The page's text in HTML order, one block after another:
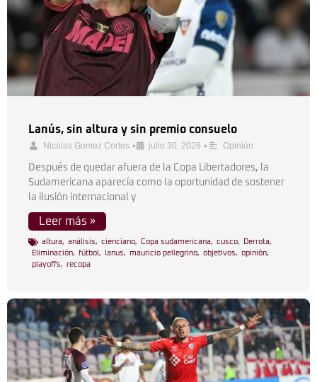
Lanús, sin altura y sin premio consuelo
Nicolas Gomez Cortes • julio 30, 2026 • Opinión
Después de quedar afuera de la Copa Libertadores, la
Sudamericana aparecía como la oportunidad de sostener
la ilusión internacional y
Leer más »
altura, análisis, cienciano, Copa sudamericana, cusco, Derrota,
Eliminación, fútbol , lanus, mauricio pellegrino, objetivos, opinión,
playoffs, recopa